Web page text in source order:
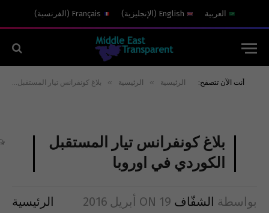
العربية English
( الإنجليزية)
Français
( الفرنسية)
أنت الآن تتصفح: الرئيسية » الرئيسية » بلاغ كونفرانس تيار المستقبل الكوردي في اوروبا
بلاغ كونفرانس تيار المستقبل
الكوردي في اوروبا
بواسطة الشفّاف ON 19 أبريل 2016 الرئيسية